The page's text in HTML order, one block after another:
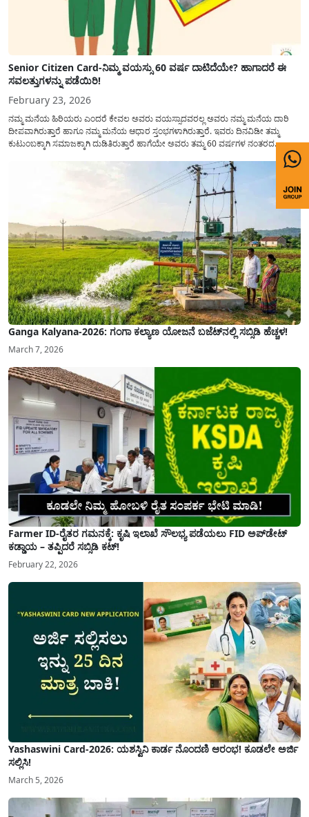
Senior Citizen Card-ನಿಮ್ಮ ವಯಸ್ಸು 60 ವರ್ಷ ದಾಟಿದೆಯೇ? ಹಾಗಾದರೆ ಈ
ಸವಲತ್ತುಗಳನ್ನು ಪಡೆಯಿರಿ!
February 23, 2026
ನಮ್ಮ ಮನೆಯ ಹಿರಿಯರು ಎಂದರೆ ಕೇವಲ ಅವರು ವಯಸ್ಸಾದವರಲ್ಲ ಅವರು ನಮ್ಮ ಮನೆಯ ದಾರಿ
ದೀಪವಾಗಿರುತ್ತಾರೆ ಹಾಗೂ ನಮ್ಮ ಮನೆಯ ಆಧಾರ ಸ್ತಂಭಗಳಾಗಿರುತ್ತಾರೆ. ಇವರು ದಿನವಿಡೀ ತಮ್ಮ
ಕುಟುಂಬಕ್ಕಾಗಿ ಸಮಾಜಕ್ಕಾಗಿ ದುಡಿತಿರುತ್ತಾರೆ ಹಾಗೆಯೇ ಅವರು ತಮ್ಮ 60 ವರ್ಷಗಳ ನಂತರದ
ಜೀವನವನ್ನು ನೆಮ್ಮದಿಯಿಂದ ಕಳೆಯಬೇಕೆಂಬುದು ಪ್ರತಿಯೊಬ್ಬರ ಕನಸಾಗಿರುತ್ತದೆ ಆದ್ದರಿಂದ ಸರ್ಕಾರವು
Ganga Kalyana-2026: ಗಂಗಾ ಕಲ್ಯಾಣ ಯೋಜನೆ ಬಜೆಟ್‌ನಲ್ಲಿ ಸಬ್ಸಿಡಿ ಹೆಚ್ಚಳ!
March 7, 2026
Farmer ID-ರೈತರ ಗಮನಕ್ಕೆ: ಕೃಷಿ ಇಲಾಖೆ ಸೌಲಭ್ಯ ಪಡೆಯಲು FID ಅಪ್‌ಡೇಟ್
ಕಡ್ಡಾಯ – ತಪ್ಪಿದರೆ ಸಬ್ಸಿಡಿ ಕಟ್!
February 22, 2026
Yashaswini Card-2026: ಯಶಸ್ವಿನಿ ಕಾರ್ಡ ನೊಂದಣಿ ಆರಂಭ! ಕೂಡಲೇ ಅರ್ಜಿ
ಸಲ್ಲಿಸಿ!
March 5, 2026